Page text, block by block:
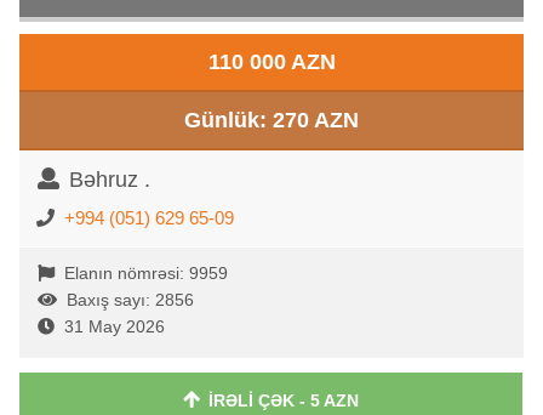
110 000 AZN
Günlük: 270 AZN
Bəhruz .
+994 (051) 629 65-09
Elanın nömrəsi: 9959
Baxış sayı: 2856
31 May 2026
İRƏLİ ÇƏK - 5 AZN